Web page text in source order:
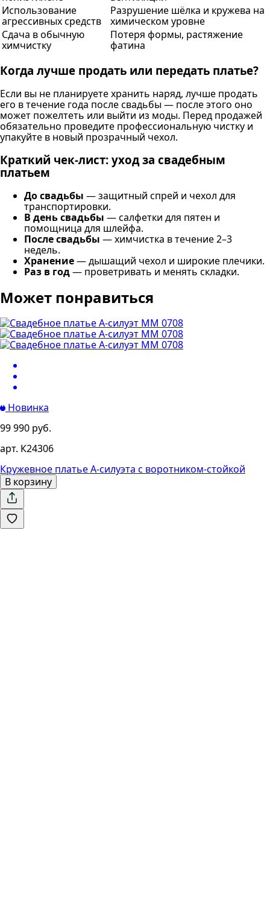
Использование
агрессивных средств
Разрушение шёлка и кружева на
химическом уровне
Сдача в обычную
химчистку
Потеря формы, растяжение
фатина
Когда лучше продать или передать платье?
Если вы не планируете хранить наряд, лучше продать
его в течение года после свадьбы — после этого оно
может пожелтеть или выйти из моды. Перед продажей
обязательно проведите профессиональную чистку и
упакуйте в новый прозрачный чехол.
Краткий чек-лист: уход за свадебным
платьем
До свадьбы — защитный спрей и чехол для
транспортировки.
В день свадьбы — салфетки для пятен и
помощница для шлейфа.
После свадьбы — химчистка в течение 2–3
недель.
Хранение— дышащий чехол и широкие плечики.
Раз в год— проветривать и менять складки.
Может понравиться
Новинка
99 990 руб.
арт. К24306
Кружевное платье А-силуэта с воротником-стойкой
В корзину